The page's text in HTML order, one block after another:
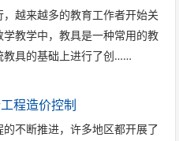
越来越多的教育工作者开始关
教学中，教具是一种常用的教
教具的基础上进行了创……
程造价控制
不断推进，许多地区都开展了